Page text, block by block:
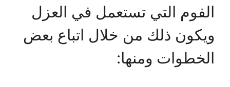
الفوم التي تستعمل في العزل
ويكون ذلك من خلال اتباع بعض
الخطوات ومنها: